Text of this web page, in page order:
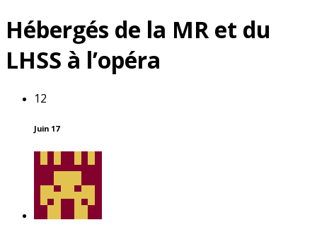
Hébergés de la MR et du
LHSS à l’opéra
12
Juin 17